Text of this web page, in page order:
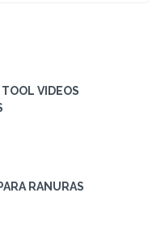
VIDEOS
RANURAS